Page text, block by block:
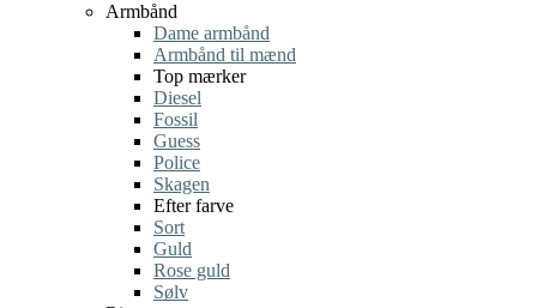
Armbånd
Dame armbånd
Armbånd til mænd
Top mærker
Diesel
Fossil
Guess
Police
Skagen
Efter farve
Sort
Guld
Rose guld
Sølv